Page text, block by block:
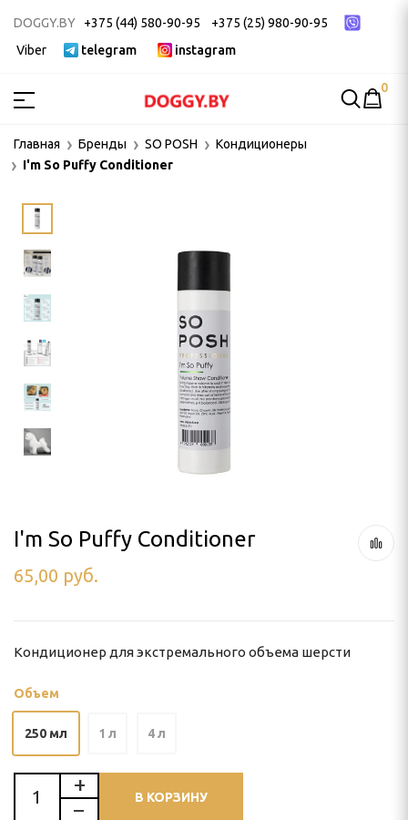
DOGGY.BY +375 (44) 580-90-95
+375 (25) 980-90-95
Viber
telegram instagram
ГРУМИНГА
0
Главная Бренды SO POSH
Kондиционеры
I'm So Puffy Conditioner
I'm So Puffy Conditioner
65,00 руб.
Кондиционер для экстремального объема шерсти
Объем
250 мл 1 л 4 л
В КОРЗИНУ